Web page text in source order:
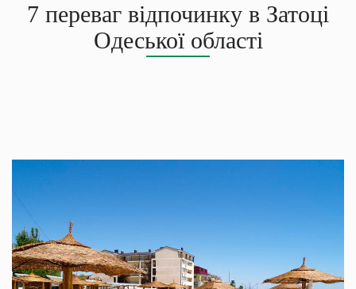
7 переваг відпочинку в Затоці
Одеської області